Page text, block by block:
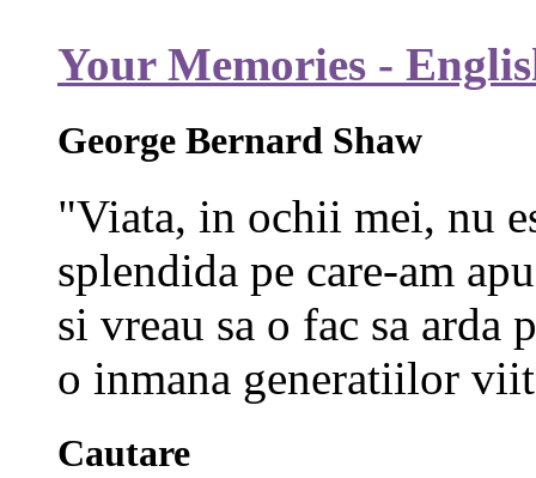
Your Memories -
George Bernard Shaw
"Viata, in ochii mei, nu
splendida pe care-am
si vreau sa o fac sa
o inmana generatiilor
Cautare